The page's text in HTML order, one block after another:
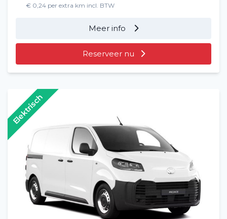
€ 0,24 per extra km incl. BTW
Meer info
Reserveer nu
Elektrisch